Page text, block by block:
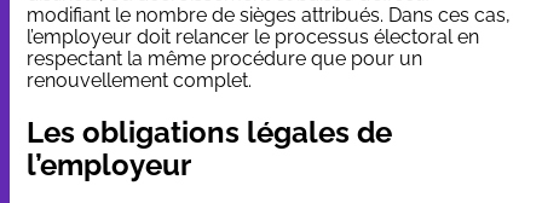
modifiant le nombre de sièges attribués. Dans ces cas,
l’employeur doit relancer le processus électoral en
respectant la même procédure que pour un
renouvellement complet.
Les obligations légales de
l’employeur